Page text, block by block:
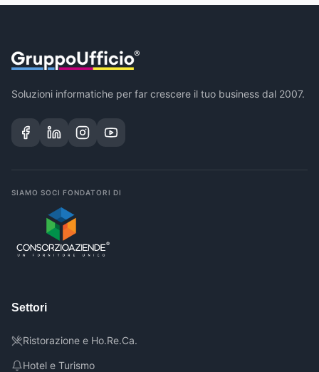
Soluzioni informatiche per far crescere il tuo business dal 2007.
SIAMO SOCI FONDATORI DI
Settori
Ristorazione e Ho.Re.Ca.
Hotel e Turismo